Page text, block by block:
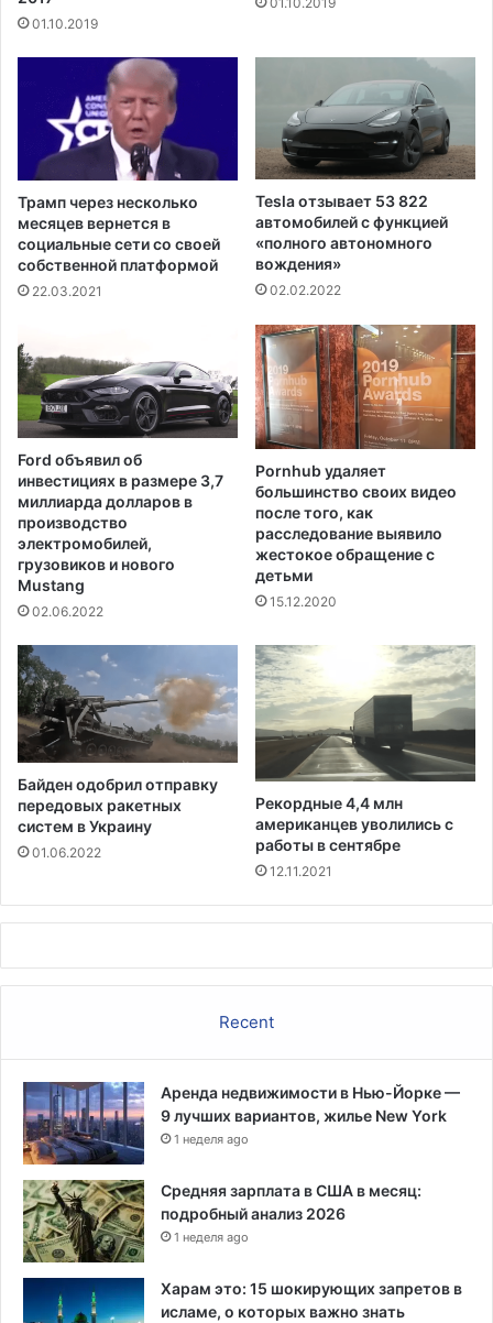
о
б
с
я
к
с
е
д
и
н
е
т
а
01.10.2019
Трамп через несколько
месяцев вернется в
социальные сети со своей
собственной платформой
22.03.2021
Tesla отзывает 53 822
автомобилей с функцией
«полного автономного
вождения»
02.02.2022
Ford объявил об
инвестициях в размере 3,7
миллиарда долларов в
производство
электромобилей,
грузовиков и нового
Mustang
02.06.2022
Pornhub удаляет
большинство своих видео
после того, как
расследование выявило
жестокое обращение с
детьми
15.12.2020
Байден одобрил отправку
передовых ракетных
систем в Украину
01.06.2022
Рекордные 4,4 млн
американцев уволились с
работы в сентябре
12.11.2021
Recent
Аренда недвижимости в Нью-Йорке —
9 лучших вариантов, жилье New York
1 неделя ago
Средняя зарплата в США в месяц:
подробный анализ 2026
1 неделя ago
Харам это: 15 шокирующих запретов в
исламе, о которых важно знать